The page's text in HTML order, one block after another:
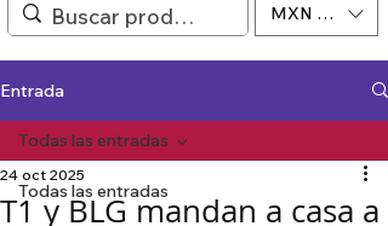
MXN ($)
Entrada
Todas las entradas
Todas las entradas
T1 y BLG mandan a casa a
24 oct 2025